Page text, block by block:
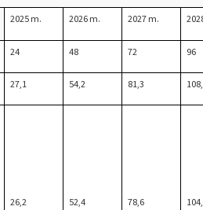
2025 m. 2026 m. 2027 m.
24 48 72 96
27,1 54,2 81,3
26,2 52,4 78,6